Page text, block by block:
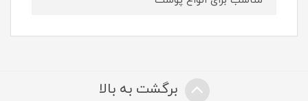
برگشت به بالا